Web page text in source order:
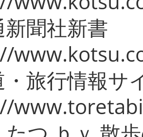
聞社新書
・旅行情報サ